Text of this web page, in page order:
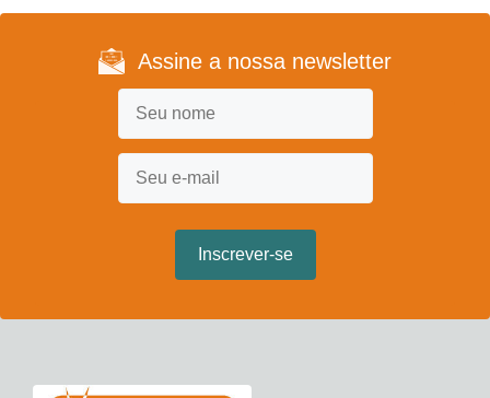
Assine a nossa newsletter